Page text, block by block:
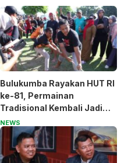
Bulukumba Rayakan HUT RI
ke-81, Permainan
Tradisional Kembali Jadi
Magnet
NEWS